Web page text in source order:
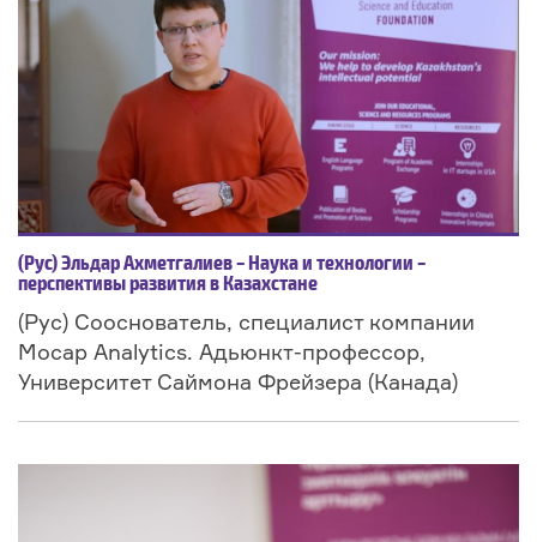
(Рус) Эльдар Ахметгалиев – Наука и технологии –
перспективы развития в Казахстане
(Рус) Сооснователь, специалист компании
Mocap Analytics. Адьюнкт-профессор,
Университет Саймона Фрейзера (Канада)